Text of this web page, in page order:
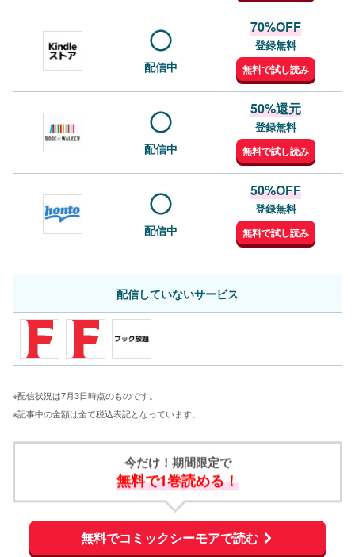
配信中
70%OFF
登録無料
無料で試し読み
配信中
50%還元
登録無料
無料で試し読み
配信中
50%OFF
登録無料
無料で試し読み
配信していないサービス
※配信状況は7月3日時点のものです。
※記事中の金額は全て税込表記となっています。
今だけ！期間限定で
無料で1巻読める！
無料でコミックシーモアで読む